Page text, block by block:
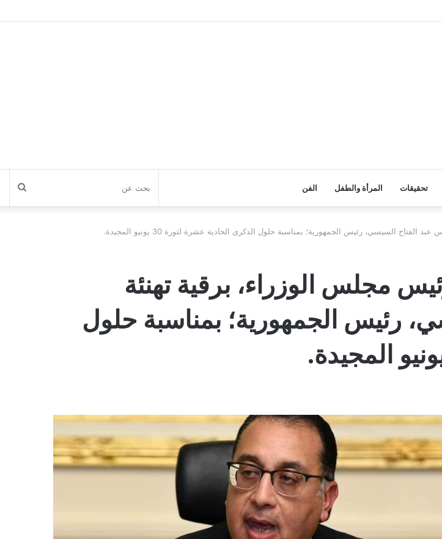
تحقيقات المرأة والطفل الفن بحث
السيسي، رئيس الجمهورية؛ بمناسبة حلول الذكرى الحادية عشرة لثورة 30 يونيو المجيدة.
مجلس الوزراء، برقية تهنئة
رئيس الجمهورية؛ بمناسبة حلول